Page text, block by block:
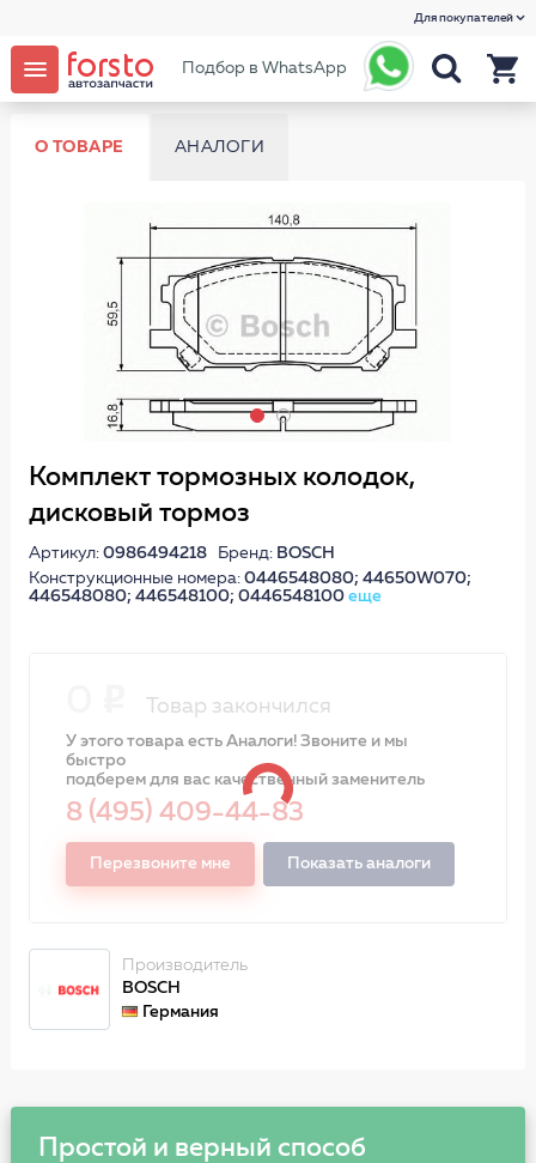
Для покупателей
Подбор в WhatsApp
О ТОВАРЕ АНАЛОГИ
Комплект тормозных колодок,
дисковый тормоз
Артикул: 0986494218Бренд: BOSCH
Конструкционные номера: 0446548080; 44650W070;
446548080; 446548100; 0446548100 еще
Товар закончился
У этого товара есть Аналоги! Звоните и мы
быстро
подберем для вас качественный заменитель
8 (495) 409-44-83
Перезвоните мне Показать аналоги
Производитель
BOSCH
Германия
Простой и верный способ